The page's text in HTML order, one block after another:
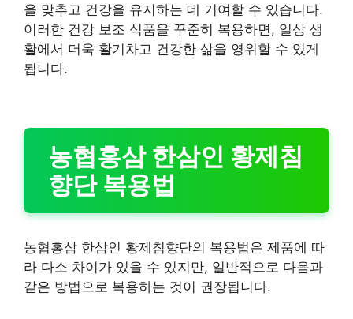
을 맞추고 건강을 유지하는 데 기여할 수 있습니다.
이러한 건강 보조 식품을 꾸준히 복용하면, 일상 생
활에서 더욱 활기차고 건강한 삶을 영위할 수 있게
됩니다.
농협홍삼 한삼인 황제침
향단 복용법
농협홍삼 한삼인 황제침향단의 복용법은 제품에 따
라 다소 차이가 있을 수 있지만, 일반적으로 다음과
같은 방법으로 복용하는 것이 권장됩니다.